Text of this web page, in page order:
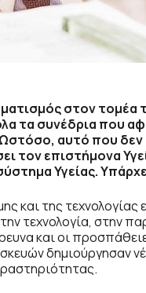
στον τομέα
τα συνέδρια που
αυτό που δεν
τον επιστήμονα
Υγείας.
και της τεχνολογίας
τεχνολογία, στην
και οι
δημιούργησαν